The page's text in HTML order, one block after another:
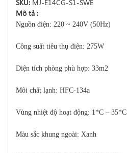
SKU: MJ-E14CG-S1-SWE
Mô tả :
Nguồn điện: 220 ~ 240V (50Hz)
Công suất tiêu thụ điện: 275W
Diện tích phòng phù hợp: 33m2
Môi chất lạnh: HFC-134a
Vùng nhiệt độ hoạt động: 1*C – 35*C
Màu sắc khung ngoài: Xanh